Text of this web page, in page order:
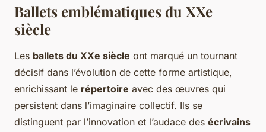
Ballets emblématiques du XXe
siècle
Les ballets du XXe siècle ont marqué un tournant
décisif dans l’évolution de cette forme artistique,
enrichissant le répertoire avec des œuvres qui
persistent dans l’imaginaire collectif. Ils se
distinguent par l’innovation et l’audace des écrivains